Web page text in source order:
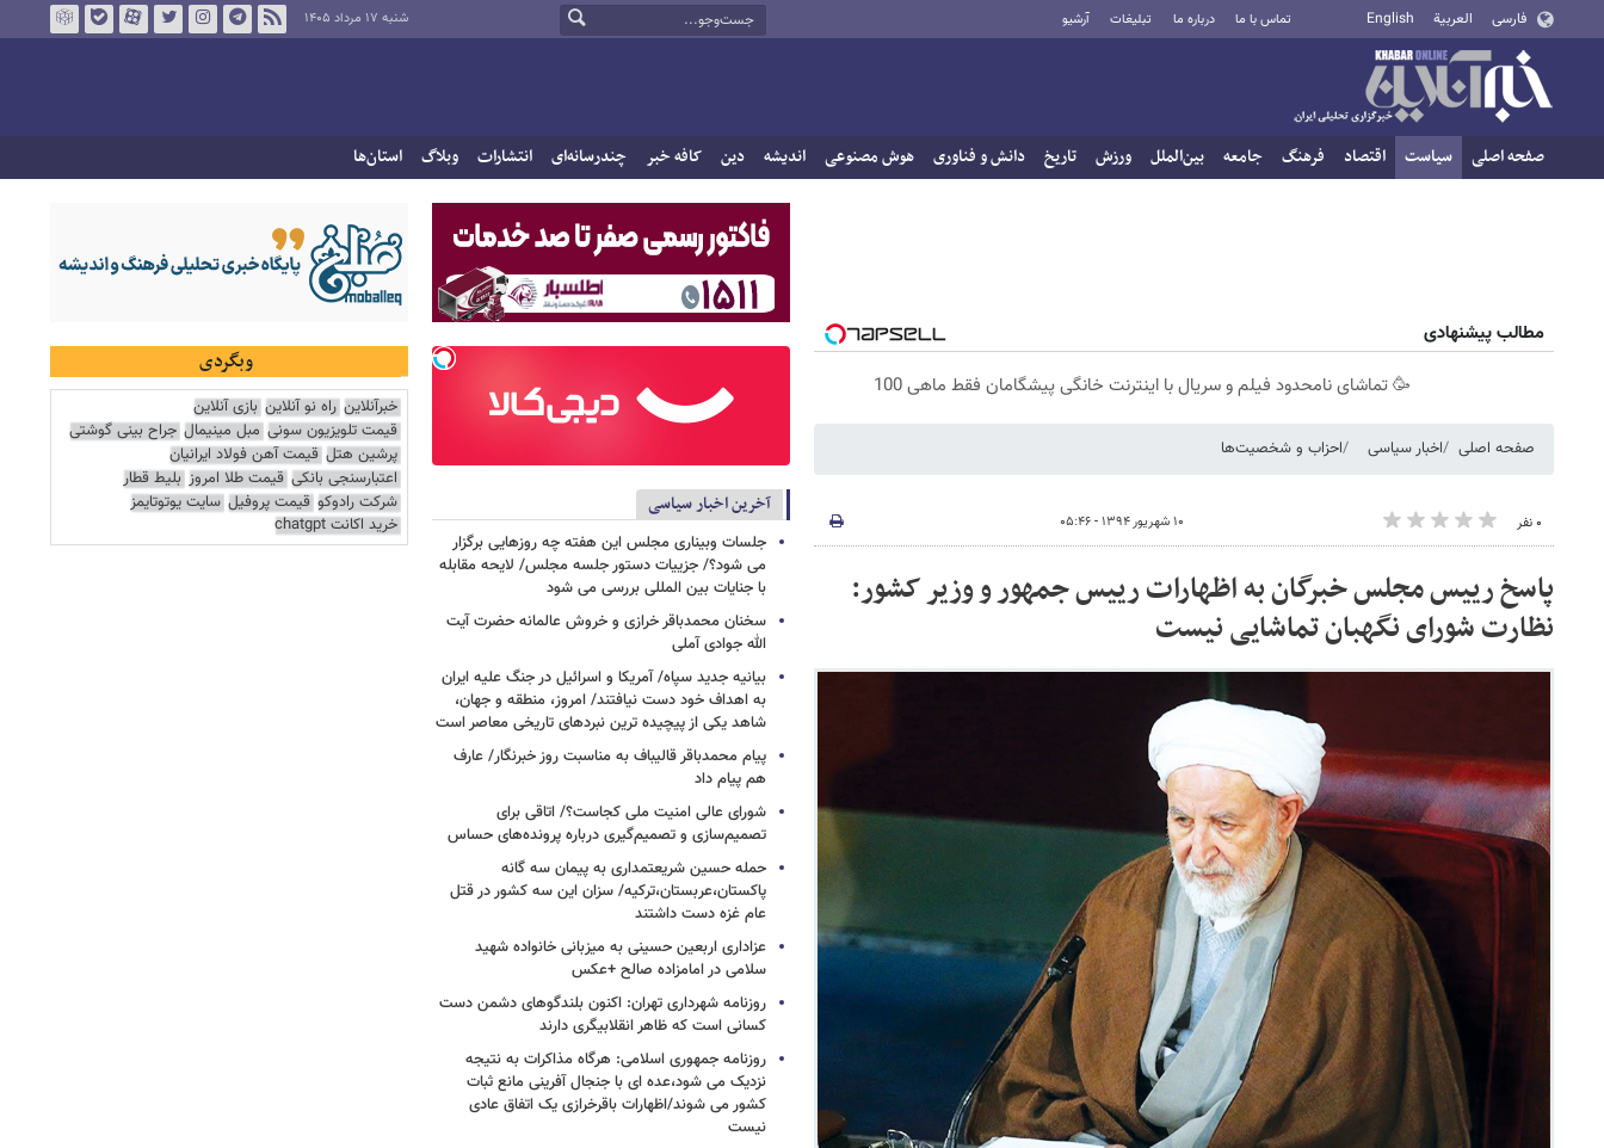
فارسی العربية English تماس با ما درباره ما تبلیغات آرشیو شنبه ۱۷ مرداد ۱۴۰۵
صفحه اصلی سیاست اقتصاد فرهنگ جامعه بین‌الملل ورزش تاریخ دانش و فناوری هوش مصنوعی اندیشه دین کافه خبر چندرسانه‌ای انتشارات وبلاگ استان‌ها
مطالب پیشنهادی
🥳 تماشای نامحدود فیلم و سریال با اینترنت خانگی پیشگامان فقط ماهی 100
صفحه اصلی اخبار سیاسی احزاب و شخصیت‌ها
۰ نفر ۱۰ شهریور ۱۳۹۴ - ۰۵:۴۶
پاسخ رییس مجلس خبرگان به اظهارات رییس جمهور و وزیر کشور:
نظارت شورای نگهبان تماشایی نیست
آخرین اخبار سیاسی
جلسات وبیناری مجلس این هفته چه روزهایی برگزار
می شود؟/ جزییات دستور جلسه مجلس/ لایحه مقابله
با جنایات بین المللی بررسی می شود
سخنان محمدباقر خرازی و خروش عالمانه حضرت آیت
الله جوادی آملی
بیانیه جدید سپاه/ آمریکا و اسرائیل در جنگ علیه ایران
به اهداف خود دست نیافتند/ امروز، منطقه و جهان،
شاهد یکی از پیچیده ترین نبردهای تاریخی معاصر است
پیام محمدباقر قالیباف به مناسبت روز خبرنگار/ عارف
هم پیام داد
شورای عالی امنیت ملی کجاست؟/ اتاقی برای
تصمیم‌سازی و تصمیم‌گیری درباره پرونده‌های حساس
حمله حسین شریعتمداری به پیمان سه گانه
پاکستان،عربستان،ترکیه/ سزان این سه کشور در قتل
عام غزه دست داشتند
عزاداری اربعین حسینی به میزبانی خانواده شهید
سلامی در امامزاده صالح +عکس
روزنامه شهرداری تهران: اکنون بلندگوهای دشمن دست
کسانی است که ظاهر انقلابیگری دارند
روزنامه جمهوری اسلامی: هرگاه مذاکرات به نتیجه
نزدیک می شود،عده ای با جنجال آفرینی مانع ثبات
کشور می شوند/اظهارات باقرخرازی یک اتفاق عادی
نیست
وبگردی
خبرآنلاین راه نو آنلاین بازی آنلاین
قیمت تلویزیون سونی مبل مینیمال جراح بینی گوشتی
پرشین هتل قیمت آهن فولاد ایرانیان
اعتبارسنجی بانکی قیمت طلا امروز بلیط قطار
شرکت رادوکو قیمت پروفیل سایت یوتوتایمز
خرید اکانت chatgpt